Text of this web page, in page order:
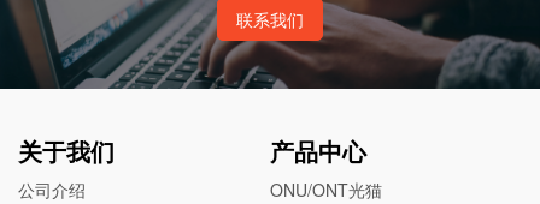
联系我们
关于我们
公司介绍
产品中心
ONU/ONT光猫